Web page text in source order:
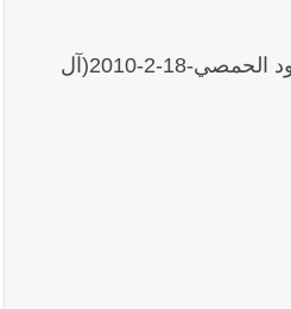
ـ وفاة الحاجة وصال فرهود الحمصي-18-2-2010(آل